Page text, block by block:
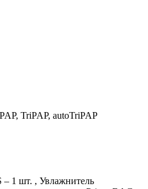
TriPAP, autoTriPAP
– 1 шт. , Увлажнитель